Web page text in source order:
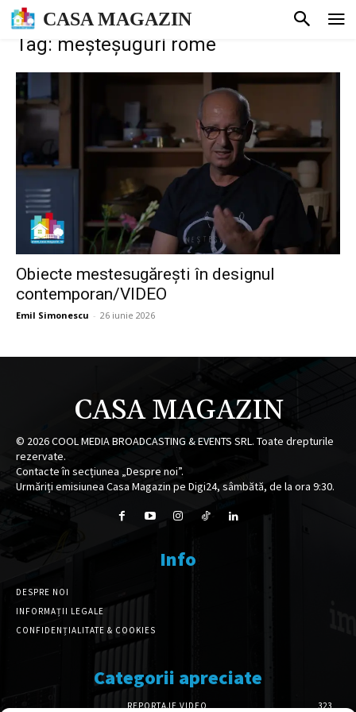
CASA MAGAZIN
Tag: meșteșuguri rome
Obiecte mestesugărești în designul
contemporan/VIDEO
Emil Simonescu - 26 iunie 2026
CASA MAGAZIN
© 2026COOL MEDIA BROADCASTING & EVENTS SRL. Toate drepturile
rezervate.
Contacte în secțiunea „Despre noi”.
Urmăriți emisiunea Casa Magazin pe Digi24, sâmbătă, de la ora 9:30.
Info
DESPRE NOI
INFORMAȚII LEGALE
CONFIDENȚIALITATE & COOKIES
Categorii apreciate
REPORTAJE VIDEO 323